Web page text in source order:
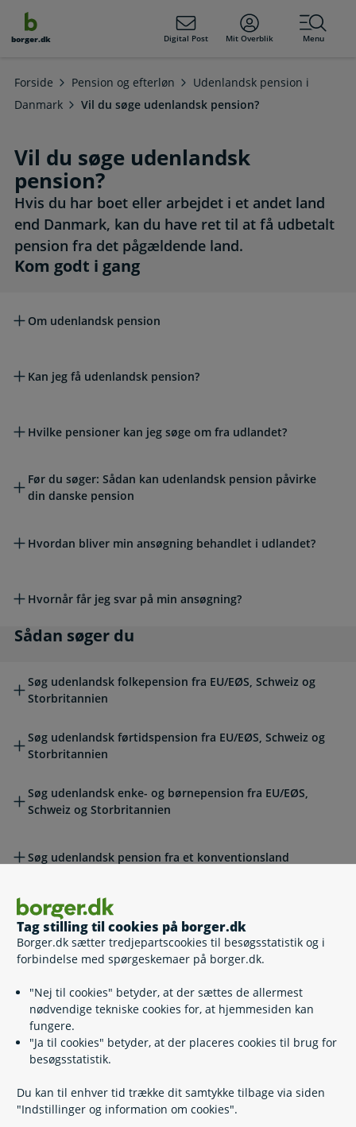
Tag stilling til cookies på borger.dk
Borger.dk sætter tredjepartscookies til besøgsstatistik og i
forbindelse med spørgeskemaer på borger.dk.
"Nej til cookies" betyder, at der sættes de allermest
nødvendige tekniske cookies for, at hjemmesiden kan
fungere.
"Ja til cookies" betyder, at der placeres cookies til brug for
besøgsstatistik.
Du kan til enhver tid trække dit samtykke tilbage via siden
"Indstillinger og information om cookies".
borger.dk Digital Post Mit Overblik Menu
Forside Pension og efterløn
Udenlandsk pension i
Danmark
Vil du søge udenlandsk pension?
Vil du søge udenlandsk
pension?
Hvis du har boet eller arbejdet i et andet land
end Danmark, kan du have ret til at få udbetalt
pension fra det pågældende land.
Kom godt i gang
Kom godt i gang
Om udenlandsk pension
Kan jeg få udenlandsk pension?
Hvilke pensioner kan jeg søge om fra udlandet?
Før du søger: Sådan kan udenlandsk pension påvirke
din danske pension
Hvordan bliver min ansøgning behandlet i udlandet?
Hvornår får jeg svar på min ansøgning?
Sådan søger du
Sådan søger du
Søg udenlandsk folkepension fra EU/EØS, Schweiz og
Storbritannien
Søg udenlandsk førtidspension fra EU/EØS, Schweiz og
Storbritannien
Søg udenlandsk enke- og børnepension fra EU/EØS,
Schweiz og Storbritannien
Søg udenlandsk pension fra et konventionsland
Søg udenlandsk pension fra USA
Søg pension fra andre lande
Hvis du allerede får dansk eller udenlandsk
førtidspension
Andre emner
Andre emner
Vil du vide mere?